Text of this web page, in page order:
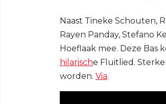
Naast Tineke Schouten,
Rayen Panday, Stefano
Hoeflaak mee. Deze Bas
hilarische Fluitlied.
worden. Via.